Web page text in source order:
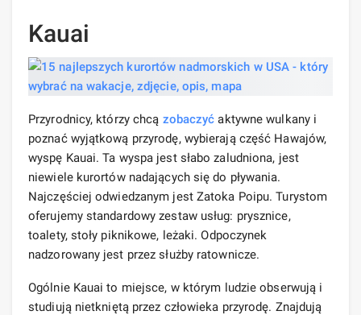
Kauai
Przyrodnicy, którzy chcą zobaczyć aktywne wulkany i
poznać wyjątkową przyrodę, wybierają część Hawajów,
wyspę Kauai. Ta wyspa jest słabo zaludniona, jest
niewiele kurortów nadających się do pływania.
Najczęściej odwiedzanym jest Zatoka Poipu. Turystom
oferujemy standardowy zestaw usług: prysznice,
toalety, stoły piknikowe, leżaki. Odpoczynek
nadzorowany jest przez służby ratownicze.
Ogólnie Kauai to miejsce, w którym ludzie obserwują i
studiują nietkniętą przez człowieka przyrodę. Znajdują